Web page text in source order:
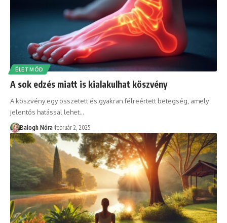
ÉLETMÓD
A sok edzés miatt is kialakulhat köszvény
A köszvény egy összetett és gyakran félreértett betegség, amely
jelentős hatással lehet…
Balogh Nóra február 2, 2025